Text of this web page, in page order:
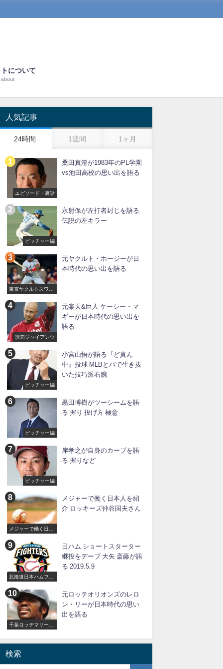
について
about
人気記事
24時間 1週間 1ヶ月
エピソード・裏話
桑田真澄が1983年のPL学園
vs池田高校の思い出を語る
ピッチャー編
永射保が左打者封じを語る
伝説の左キラー
東京ヤクルトスワロ
元ヤクルト・ホージーが日
本時代の思い出を語る
読売ジャイアンツ
元楽天&巨人 ケーシー・マ
ギーが日本時代の思い出を
語る
ピッチャー編
小宮山悟が語る『ど真ん
中』投球 MLBとパで生き抜
いた技巧派右腕
ピッチャー編
黒田博樹がツーシームを語
る 握り 投げ方 極意
ピッチャー編
岸孝之が自身のカーブを語
る 握りなど
メジャーで働く日本
メジャーで働く日本人を紹
介 ロッキーズ仲谷国夫さん
北海道日本ハムファ
日ハム ショートスターター
継投をデーブ 大矢 斎藤が語
る 2019.5.9
千葉ロッテマリーン
元ロッテオリオンズのレロ
ン・リーが日本時代の思い
出を語る
検索